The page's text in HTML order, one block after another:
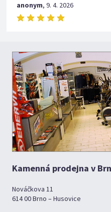
anonym,9. 4. 2026
Kamenná prodejna v
Nováčkova 11
614 00 Brno – Husovice